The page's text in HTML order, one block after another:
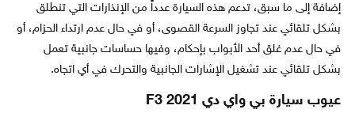
إضافة إلى ما سبق، تدعم هذه السيارة عدداً من الإنذارات التي تنطلق
بشكل تلقائي عند تجاوز السرعة القصوى، أو في حال عدم ارتداء الحزام، أو
في حال عدم غلق أحد الأبواب بإحكام، وفيها حساسات جانبية تعمل
بشكل تلقائي عند تشغيل الإشارات الجانبية والتحرك في أي اتجاه.
عيوب سيارة بي واي دي F3 2021